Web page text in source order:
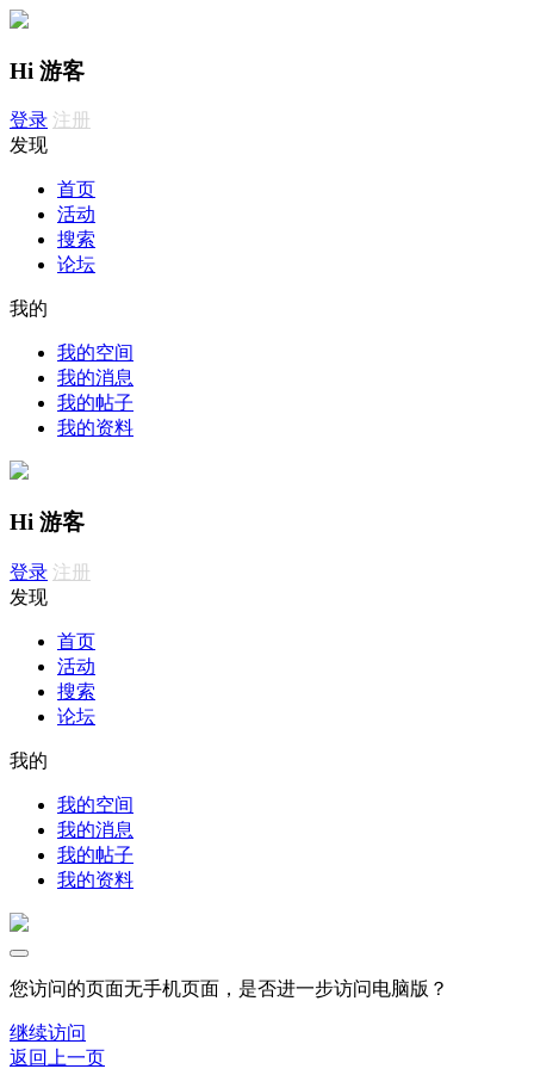
Hi 游客
登录 注册
发现
首页
活动
搜索
论坛
我的
我的空间
我的消息
我的帖子
我的资料
Hi 游客
登录 注册
发现
首页
活动
搜索
论坛
我的
我的空间
我的消息
我的帖子
我的资料
您访问的页面无手机页面，是否进一步访问电脑版？
继续访问
返回上一页